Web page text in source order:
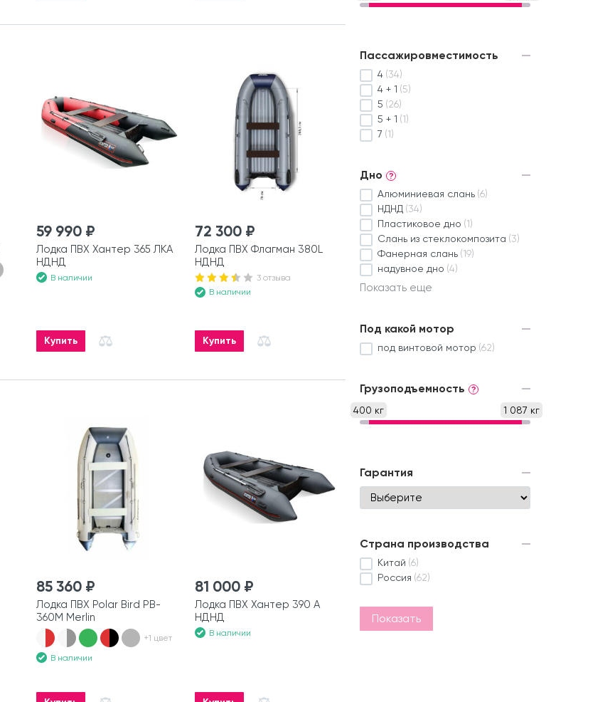
59 990 ₽
Лодка ПВХ Хантер 365 ЛКА
НДНД
В наличии
Купить
72 300 ₽
Лодка ПВХ Флагман 380L
НДНД
3 отзыва
В наличии
Купить
85 360 ₽
Лодка ПВХ Polar Bird PB-
360M Merlin
+1 цвет
В наличии
81 000 ₽
Лодка ПВХ Хантер 390 А
НДНД
В наличии
Пассажировместимость
4 (34)
4 + 1 (5)
5 (26)
5 + 1 (1)
7 (1)
Дно ?
Алюминиевая слань (6)
НДНД (34)
Пластиковое дно (1)
Слань из стеклокомпозита (3)
Фанерная слань (19)
надувное дно (4)
Показать еще
Под какой мотор
под винтовой мотор (62)
Грузоподъемность ?
400 кг 1 087 кг
Гарантия
Страна производства
Китай (6)
Россия (62)
Показать